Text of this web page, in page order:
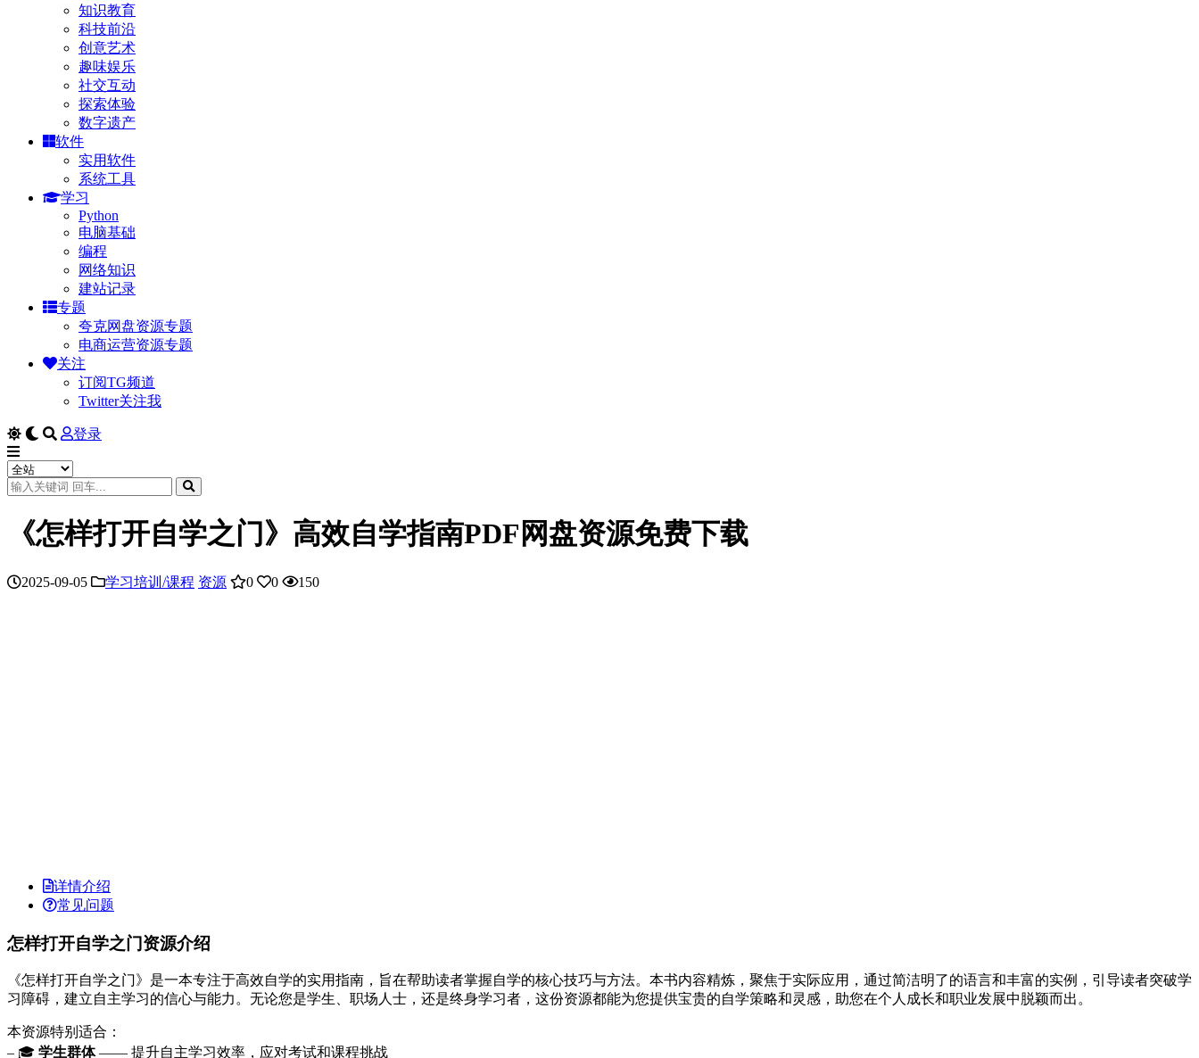
知识教育
科技前沿
创意艺术
趣味娱乐
社交互动
探索体验
数字遗产
软件
实用软件
系统工具
学习
Python
电脑基础
编程
网络知识
建站记录
专题
夸克网盘资源专题
电商运营资源专题
关注
订阅TG频道
Twitter关注我
登录
《怎样打开自学之门》高效自学指南PDF网盘资源免费下载
2025-09-05 学习培训/课程 资源 0 0 150
详情介绍
常见问题
怎样打开自学之门资源介绍
《怎样打开自学之门》是一本专注于高效自学的实用指南，旨在帮助读者掌握自学的核心技巧与方法。本书内容精炼，聚焦于实际应用，通过简洁明了的语言和丰富的实例，引导读者突破学
习障碍，建立自主学习的信心与能力。无论您是学生、职场人士，还是终身学习者，这份资源都能为您提供宝贵的自学策略和灵感，助您在个人成长和职业发展中脱颖而出。
本资源特别适合：
– 🎓 学生群体—— 提升自主学习效率，应对考试和课程挑战